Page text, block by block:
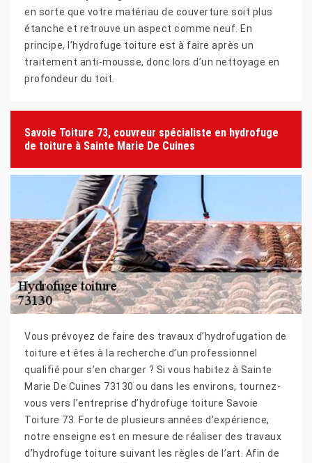
en sorte que votre matériau de couverture soit plus
étanche et retrouve un aspect comme neuf. En
principe, l’hydrofuge toiture est à faire après un
traitement anti-mousse, donc lors d’un nettoyage en
profondeur du toit.
Savoie Toiture 73, couvreur spécialiste en hydrofuge
de toiture à Sainte Marie De Cuines
Vous prévoyez de faire des travaux d’hydrofugation de
toiture et êtes à la recherche d’un professionnel
qualifié pour s’en charger ? Si vous habitez à Sainte
Marie De Cuines 73130 ou dans les environs, tournez-
vous vers l’entreprise d’hydrofuge toiture Savoie
Toiture 73. Forte de plusieurs années d’expérience,
notre enseigne est en mesure de réaliser des travaux
d’hydrofuge toiture suivant les règles de l’art. Afin de